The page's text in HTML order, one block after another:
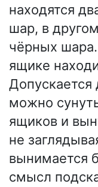
находятся
шар, в
чёрных
ящике
можно
ящиков и
не
вынимается
смысл